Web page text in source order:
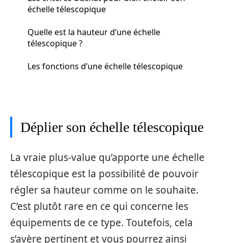
échelle télescopique
Quelle est la hauteur d’une échelle
télescopique ?
Les fonctions d’une échelle télescopique
Déplier son échelle télescopique
La vraie plus-value qu’apporte une échelle
télescopique est la possibilité de pouvoir
régler sa hauteur comme on le souhaite.
C’est plutôt rare en ce qui concerne les
équipements de ce type. Toutefois, cela
s’avère pertinent et vous pourrez ainsi